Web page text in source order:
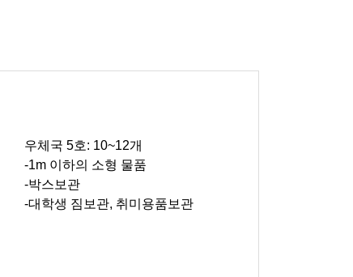
우체국 5호: 10~12개
-1m 이하의 소형 물품
-박스보관
-대학생 짐보관, 취미용품보관